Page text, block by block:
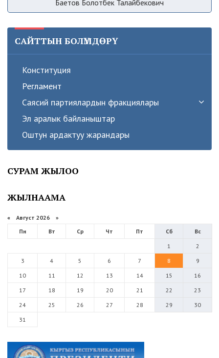
Баетов Болотбек Талайбекович
САЙТТЫН БОЛҮМДӨРҮ
Конституция
Регламент
Саясий партиялардын фракциялары
Эл аралык байланыштар
Оштун ардактуу жарандары
СУРАМ ЖЫЛОО
ЖЫЛНААМА
« Август 2026 »
Пн
Вт Ср Чт Пт Сб
Вс
1
2
3
4 5 6 7 8
9
10
11 12 13 14 15
16
17
18 19 20 21 22
23
24
25 26 27 28 29
30
31